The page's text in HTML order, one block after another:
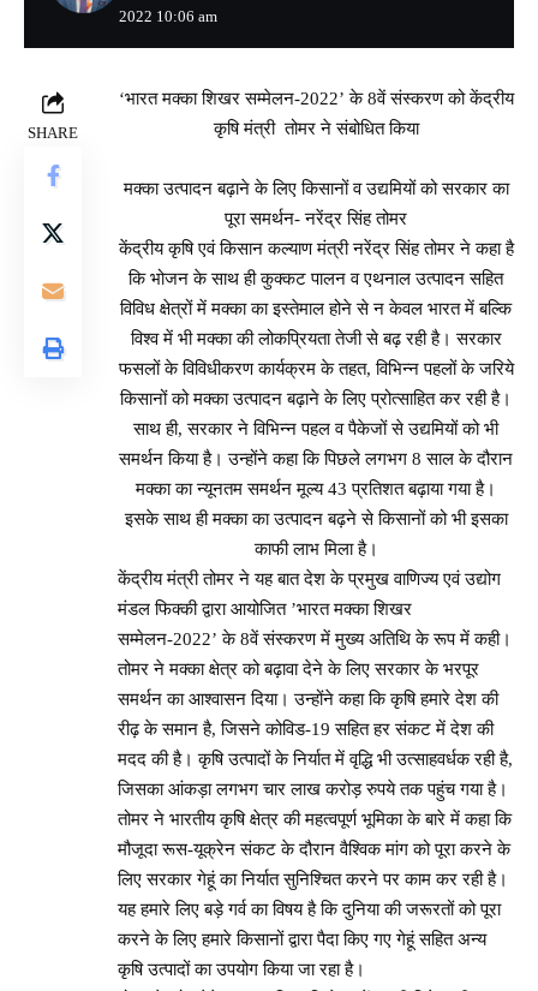
2022 10:06 am
SHARE
‘भारत मक्का शिखर सम्मेलन-2022’ के 8वें संस्करण को केंद्रीय
कृषि मंत्री तोमर ने संबोधित किया
मक्का उत्पादन बढ़ाने के लिए किसानों व उद्यमियों को सरकार का
पूरा समर्थन- नरेंद्र सिंह तोमर
केंद्रीय कृषि एवं किसान कल्याण मंत्री नरेंद्र सिंह तोमर ने कहा है
कि भोजन के साथ ही कुक्कट पालन व एथनाल उत्पादन सहित
विविध क्षेत्रों में मक्का का इस्तेमाल होने से न केवल भारत में बल्कि
विश्व में भी मक्का की लोकप्रियता तेजी से बढ़ रही है। सरकार
फसलों के विविधीकरण कार्यक्रम के तहत, विभिन्न पहलों के जरिये
किसानों को मक्का उत्पादन बढ़ाने के लिए प्रोत्साहित कर रही है।
साथ ही, सरकार ने विभिन्न पहल व पैकेजों से उद्यमियों को भी
समर्थन किया है। उन्होंने कहा कि पिछले लगभग 8 साल के दौरान
मक्का का न्यूनतम समर्थन मूल्य 43 प्रतिशत बढ़ाया गया है।
इसके साथ ही मक्का का उत्पादन बढ़ने से किसानों को भी इसका
काफी लाभ मिला है।
केंद्रीय मंत्री तोमर ने यह बात देश के प्रमुख वाणिज्य एवं उद्योग
मंडल फिक्की द्वारा आयोजित ’भारत मक्का शिखर
सम्मेलन-2022’ के 8वें संस्करण में मुख्य अतिथि के रूप में कही।
तोमर ने मक्का क्षेत्र को बढ़ावा देने के लिए सरकार के भरपूर
समर्थन का आश्वासन दिया। उन्होंने कहा कि कृषि हमारे देश की
रीढ़ के समान है, जिसने कोविड-19 सहित हर संकट में देश की
मदद की है। कृषि उत्पादों के निर्यात में वृद्धि भी उत्साहवर्धक रही है,
जिसका आंकड़ा लगभग चार लाख करोड़ रुपये तक पहुंच गया है।
तोमर ने भारतीय कृषि क्षेत्र की महत्वपूर्ण भूमिका के बारे में कहा कि
मौजूदा रूस-यूक्रेन संकट के दौरान वैश्विक मांग को पूरा करने के
लिए सरकार गेहूं का निर्यात सुनिश्चित करने पर काम कर रही है।
यह हमारे लिए बड़े गर्व का विषय है कि दुनिया की जरूरतों को पूरा
करने के लिए हमारे किसानों द्वारा पैदा किए गए गेहूं सहित अन्य
कृषि उत्पादों का उपयोग किया जा रहा है।